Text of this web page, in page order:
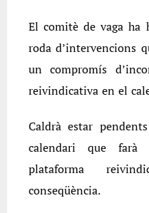
El comitè de vaga ha
roda d’intervencions
un compromís
reivindicativa en el
Caldrà estar
calendari que
plataforma
conseqüència.